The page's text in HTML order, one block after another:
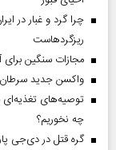
چرا گرد و غبار در
ریزگردهاست
مجازات سنگین برای
واکسن جدید
چه نخوریم؟
گره قتل در دی‌جی پارتی با ۵۰ قسم